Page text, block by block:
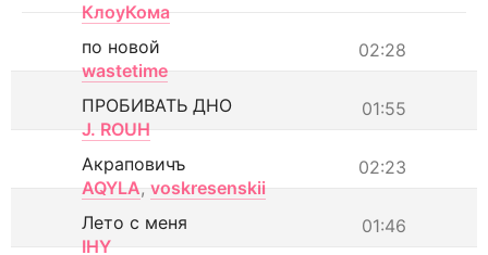
КлоуКома
02:28
по новой
wastetime
01:55
ПРОБИВАТЬ ДНО
J. ROUH
02:23
Акраповичъ
AQYLA, voskresenskii
01:46
Лето с меня
IHY